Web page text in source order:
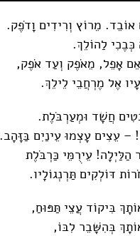
אוֹבֵד. מֵרוֹץ וְרִידִים וָדֹפֶק.
כְּבֶכִי לַהוֹלֵךְ.
אָפֵל, מֵאֹפֶק וְעַד אֹפֶק,
אֶל מֶרְחֲבֵי לֵילֵךְ.
חֲשָׁד וּמְעַרְבֹּלֶת.
עָצְמוּ עֵינַיִם בַּזָּהָב.
הַלַּיְלָה! עֵירֻמֵּי כַּרְבֹּלֶת
דּוֹלְקִים תַּרְנְגוֹלָיו.
בִּיקוֹד עֲצֵי תַּפּוּחַ,
בְּהִשָּׁבֵר לִבּוֹ,